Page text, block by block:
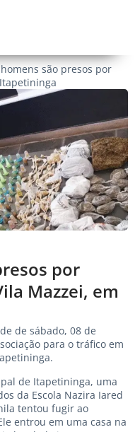
são presos por
por
Mazzei, em
de sábado, 08 de
para o tráfico em
de Itapetininga, uma
da Escola Nazira Iared
tentou fugir ao
entrou em uma casa na